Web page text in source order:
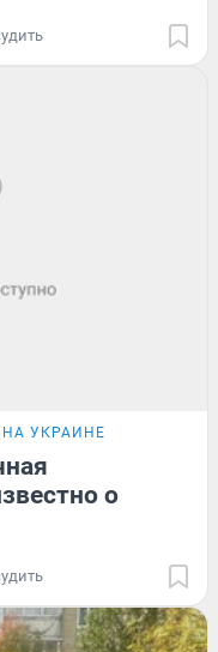
УКРАИНЕ
о